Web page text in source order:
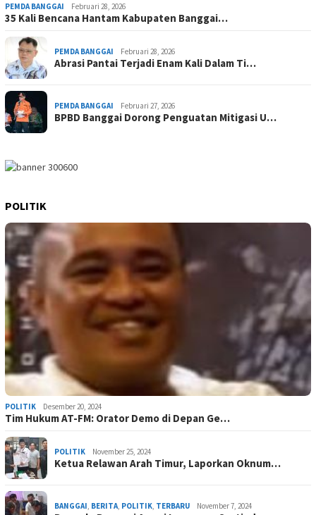
PEMDA BANGGAI Februari 28, 2026
35 Kali Bencana Hantam Kabupaten Banggai…
PEMDA BANGGAI Februari 28, 2026
Abrasi Pantai Terjadi Enam Kali Dalam Ti…
PEMDA BANGGAI Februari 27, 2026
BPBD Banggai Dorong Penguatan Mitigasi U…
POLITIK
POLITIK Desember 20, 2024
Tim Hukum AT-FM: Orator Demo di Depan Ge…
POLITIK November 25, 2024
Ketua Relawan Arah Timur, Laporkan Oknum…
BANGGAI BERITA POLITIK TERBARU November 7, 2024